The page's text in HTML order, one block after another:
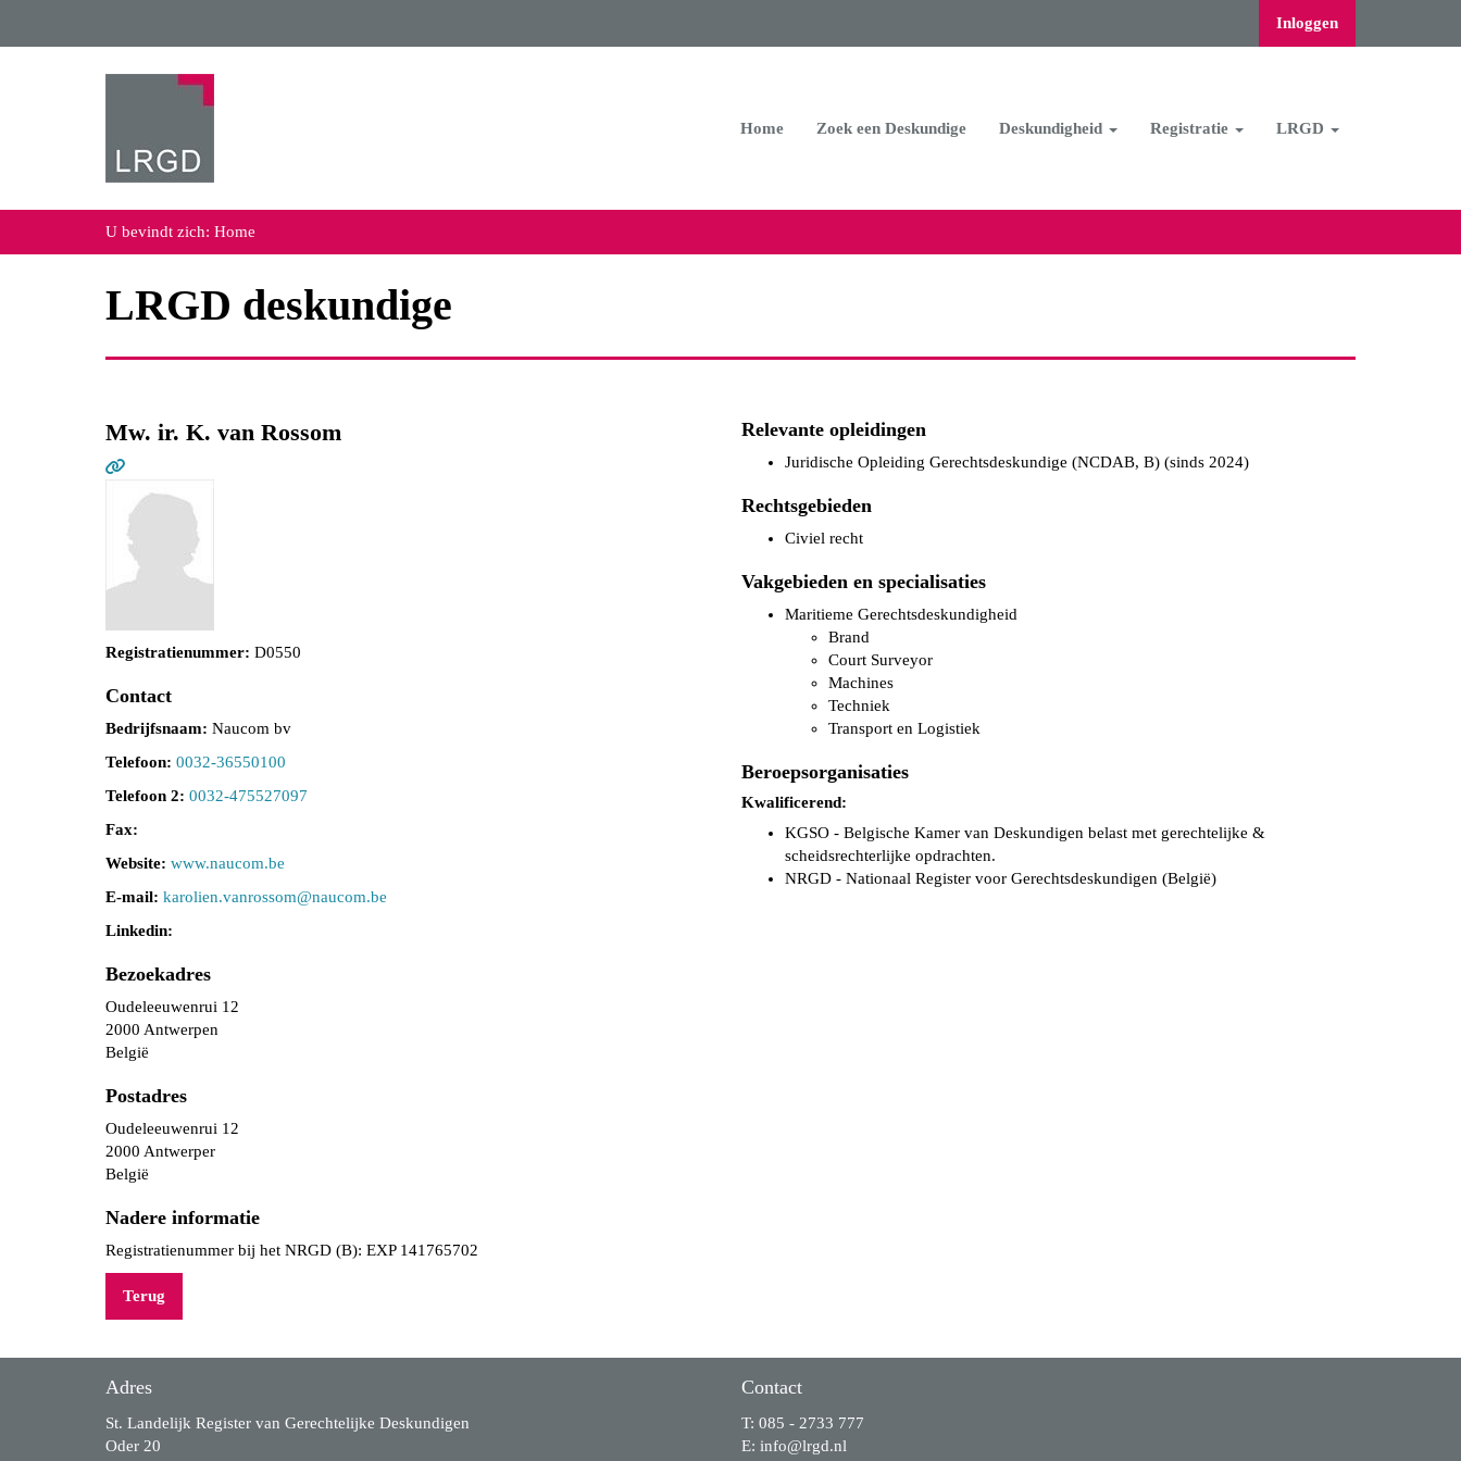
Inloggen
Home Zoek een Deskundige Deskundigheid Registratie LRGD
U bevindt zich: Home
LRGD deskundige
Mw. ir. K. van Rossom
Registratienummer: D0550
Contact
Bedrijfsnaam: Naucom bv
Telefoon: 0032-36550100
Telefoon 2: 0032-475527097
Fax:
Website: www.naucom.be
E-mail: karolien.vanrossom@naucom.be
Linkedin:
Bezoekadres
Oudeleeuwenrui 12
2000 Antwerpen
België
Postadres
Oudeleeuwenrui 12
2000 Antwerper
België
Relevante opleidingen
Juridische Opleiding Gerechtsdeskundige (NCDAB, B) (sinds 2024)
Rechtsgebieden
Civiel recht
Vakgebieden en specialisaties
Maritieme Gerechtsdeskundigheid
Brand
Court Surveyor
Machines
Techniek
Transport en Logistiek
Beroepsorganisaties
Kwalificerend:
KGSO - Belgische Kamer van Deskundigen belast met gerechtelijke &
scheidsrechterlijke opdrachten.
NRGD - Nationaal Register voor Gerechtsdeskundigen (België)
Nadere informatie
Registratienummer bij het NRGD (B): EXP 141765702
Terug
Adres
St. Landelijk Register van Gerechtelijke Deskundigen
Oder 20
Contact
T: 085 - 2733 777
E: ofni@lrgd.nl